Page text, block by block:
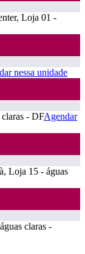
Loja 01 -
nessa unidade
- DFAgendar
Loja 15 - águas
claras -